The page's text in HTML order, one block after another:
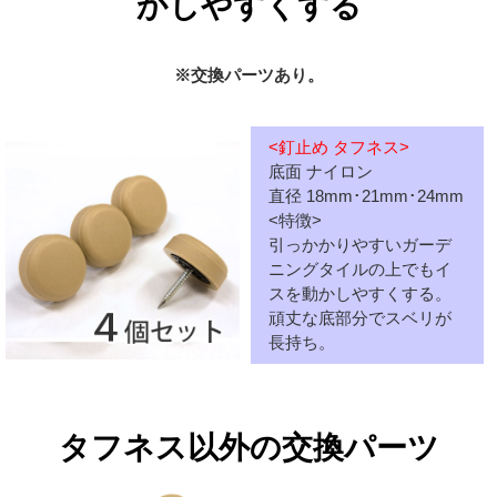
※交換パーツあり。
<釘止め タフネス>
底面 ナイロン
直径 18mm･21mm･24mm
<特徴>
引っかかりやすいガーデ
ニングタイルの上でもイ
スを動かしやすくする。
頑丈な底部分でスベリが
長持ち。
タフネス以外の交換パーツ